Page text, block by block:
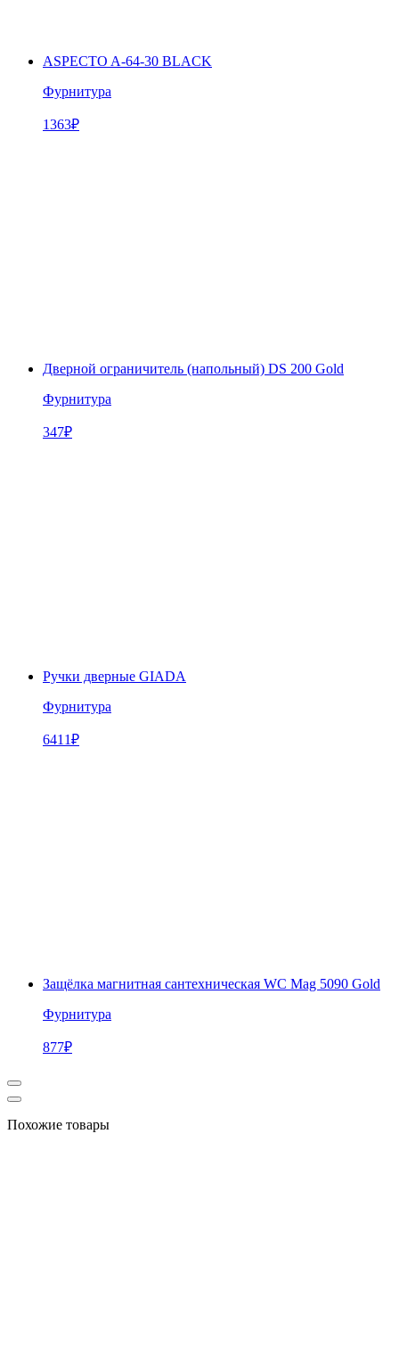
ASPECTO A-64-30 BLACK
Фурнитура
1363₽
Дверной ограничитель (напольный) DS 200 Gold
Фурнитура
347₽
Ручки дверные GIADA
Фурнитура
6411₽
Защёлка магнитная сантехническая WC Mag 5090 Gold
Фурнитура
877₽
Похожие товары